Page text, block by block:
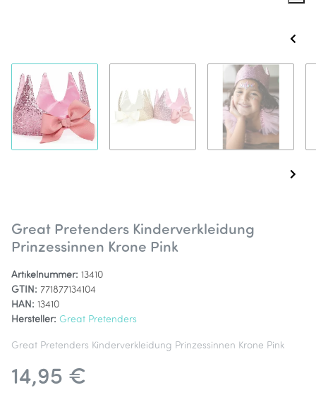
Great Pretenders Kinderverkleidung
Prinzessinnen Krone Pink
Artikelnummer: 13410
GTIN: 771877134104
HAN: 13410
Hersteller: Great Pretenders
Great Pretenders Kinderverkleidung Prinzessinnen Krone Pink
14,95 €